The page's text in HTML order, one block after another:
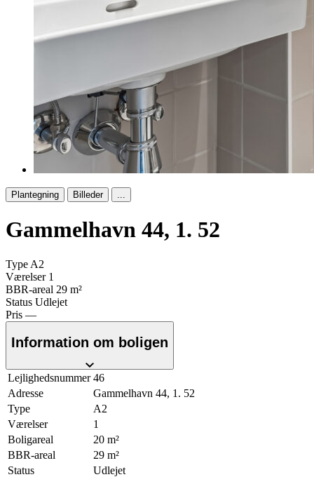
Plantegning Billeder ...
Gammelhavn 44, 1. 52
Type A2
Værelser 1
BBR-areal 29 m²
Status Udlejet
Pris —
Information om boligen
Lejlighedsnummer 46
Adresse
Gammelhavn 44, 1. 52
Type
A2
Værelser
1
Boligareal
20 m²
BBR-areal
29 m²
Status
Udlejet